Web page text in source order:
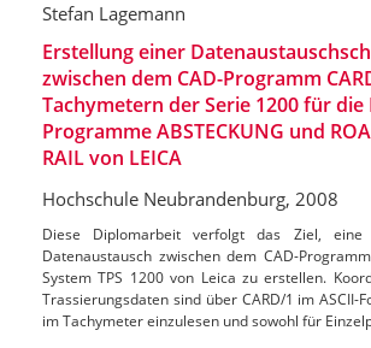
Stefan Lagemann
Erstellung einer
zwischen dem CAD-Programm
Tachymetern der Serie 1200 für
Programme ABSTECKUNG und
RAIL von LEICA
Hochschule Neubrandenburg, 2008
Diese Diplomarbeit verfolgt das Ziel, eine
Datenaustausch zwischen dem CAD-
System TPS 1200 von Leica zu erstellen.
Trassierungsdaten sind über CARD/1 im ASCII-
im Tachymeter einzulesen und sowohl für